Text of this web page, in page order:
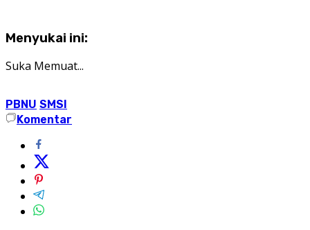
Menyukai ini:
Suka Memuat...
PBNU SMSI
Komentar